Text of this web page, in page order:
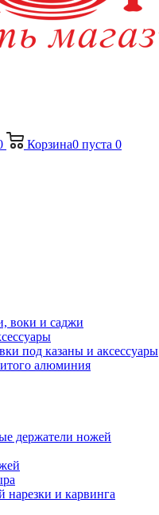
Корзина0 пуста 0
воки и саджи
под казаны и аксессуары
алюминия
держатели ножей
и карвинга